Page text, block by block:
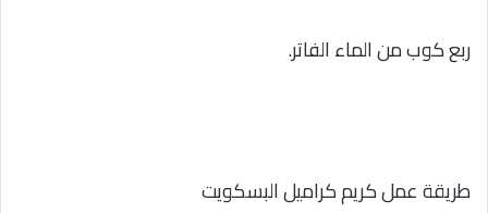
ربع كوب من الماء الفاتر.
طريقة عمل كريم كراميل البسكويت